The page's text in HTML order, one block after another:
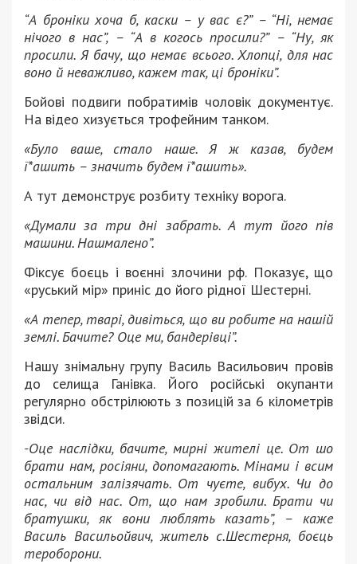
“А броніки хоча б, каски – у вас є?” – “Ні, немає
нічого в нас”, – “А в когось просили?” – “Ну, як
просили. Я бачу, що немає всього. Хлопці, для нас
воно й неважливо, кажем так, ці броніки”.
Бойові подвиги побратимів чоловік документує.
На відео хизується трофейним танком.
«Було ваше, стало наше. Я ж казав, будем
ї*ашить – значить будем ї*ашить».
А тут демонструє розбиту техніку ворога.
«Думали за три дні забрать. А тут його пів
машини. Нашмалено”.
Фіксує боєць і воєнні злочини рф. Показує, що
«руський мір» приніс до його рідної Шестерні.
«А тепер, тварі, дивіться, що ви робите на нашій
землі. Бачите? Оце ми, бандерівці”.
Нашу знімальну групу Василь Васильович провів
до селища Ганівка. Його російські окупанти
регулярно обстрілюють з позицій за 6 кілометрів
звідси.
-Оце наслідки, бачите, мирні жителі це. От шо
брати нам, росіяни, допомагають. Мінами і всим
остальним залізячать. От чуєте, вибух. Чи до
нас, чи від нас. От, що нам зробили. Брати чи
братушки, як вони люблять казать”, – каже
Василь Васильойвич, житель с.Шестерня, боєць
тероборони.